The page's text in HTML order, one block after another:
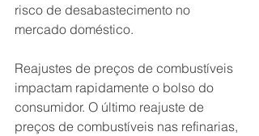
risco de desabastecimento no
mercado doméstico.
Reajustes de preços de combustíveis
impactam rapidamente o bolso do
consumidor. O último reajuste de
preços de combustíveis nas refinarias,